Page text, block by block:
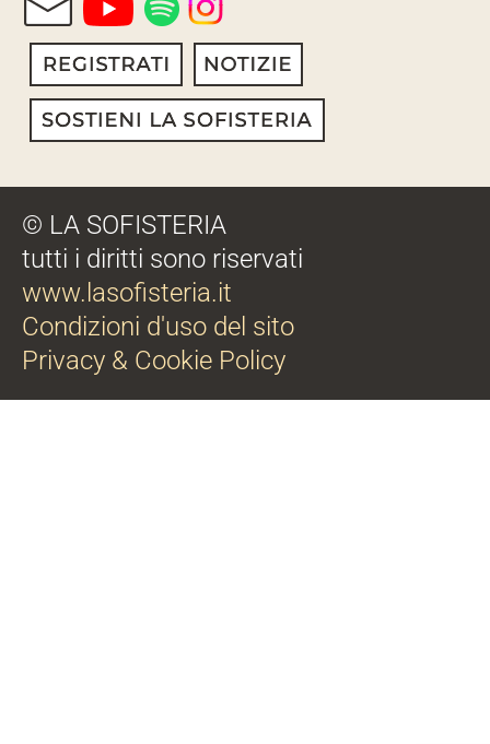
© LA SOFISTERIA
tutti i diritti sono riservati
www.lasofisteria.it
Condizioni d'uso del sito
Privacy & Cookie Policy